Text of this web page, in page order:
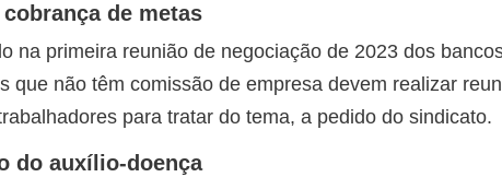
de metas
na primeira reunião de negociação de 2023 dos
que não têm comissão de empresa devem realizar
para tratar do tema, a pedido do sindicato.
do auxílio-doença